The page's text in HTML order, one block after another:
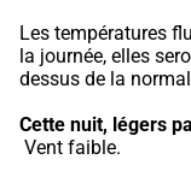
Les températures
la journée, elles
dessus de la
Cette nuit, légers
Vent faible.